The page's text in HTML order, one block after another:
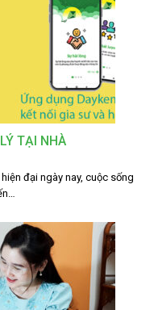
TẠI NHÀ
đại ngày nay, cuộc sống